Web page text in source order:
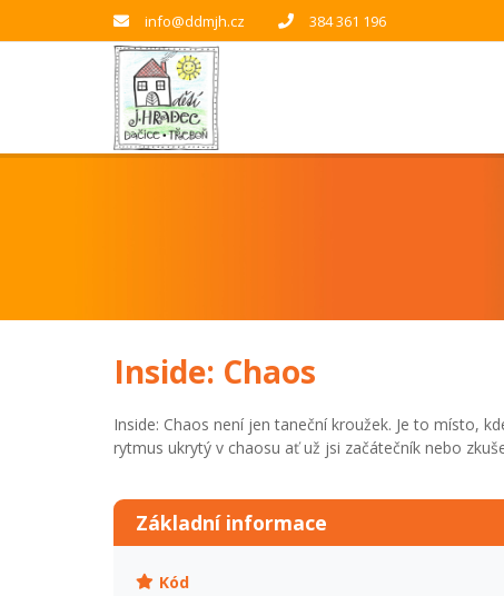
info@ddmjh.cz 384 361 196
Inside: Chaos
Inside: Chaos není jen taneční kroužek. Je to místo,
rytmus ukrytý v chaosu ať už jsi začátečník nebo
Základní informace
Kód